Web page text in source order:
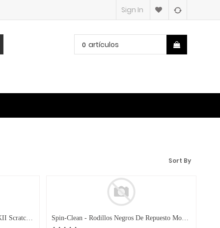
Sign In
0 artículos
Sort By
Ortofon - Fonocaptores Concorde MKII Scratch Twin